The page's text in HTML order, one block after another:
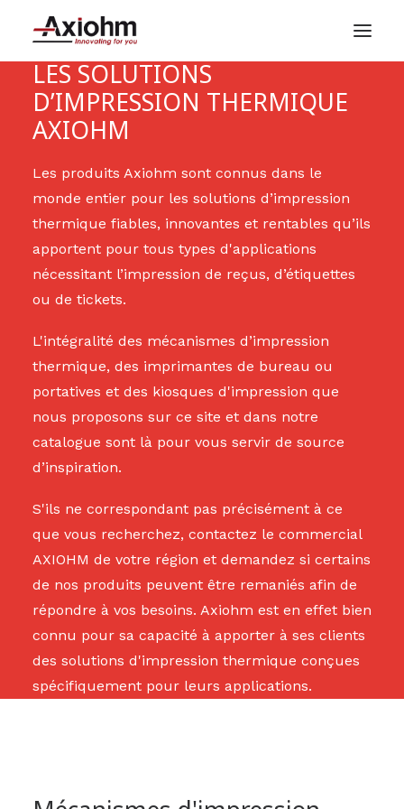
Marchés
Produits
Expertise
Réseau international
Société
Contact
LES SOLUTIONS
D’IMPRESSION THERMIQUE
AXIOHM
Les produits Axiohm sont connus dans le
monde entier pour les solutions d’impression
thermique fiables, innovantes et rentables qu’ils
apportent pour tous types d'applications
nécessitant l’impression de reçus, d’étiquettes
ou de tickets.
L'intégralité des mécanismes d’impression
thermique, des imprimantes de bureau ou
portatives et des kiosques d'impression que
nous proposons sur ce site et dans notre
catalogue sont là pour vous servir de source
d’inspiration.
S'ils ne correspondant pas précisément à ce
que vous recherchez, contactez le commercial
AXIOHM de votre région et demandez si certains
de nos produits peuvent être remaniés afin de
répondre à vos besoins. Axiohm est en effet bien
connu pour sa capacité à apporter à ses clients
des solutions d'impression thermique conçues
spécifiquement pour leurs applications.